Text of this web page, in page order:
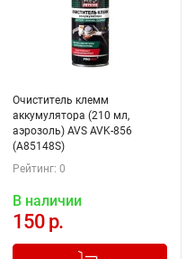
Очиститель клемм
аккумулятора (210 мл,
аэрозоль) AVS AVK-856
(A85148S)
Рейтинг: 0
В наличии
150 р.
Добавлено в корзину